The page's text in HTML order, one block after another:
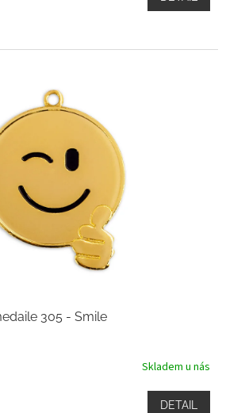
305 - Smile
Skladem u nás
DETAIL